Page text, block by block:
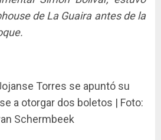
de La Guaira antes de la
Torres se apuntó su
a otorgar dos boletos | Foto:
Schermbeek